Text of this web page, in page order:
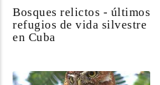
Bosques relictos - últimos
refugios de vida silvestre
en Cuba